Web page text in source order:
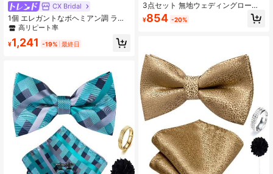
CX Bridal
1個 エレガントなボヘミアン調 ライ
ンストーン装飾 ファッション ウェデ
嫁とブライズメイドに適しています
高リピート率
¥1,241 -19% 最終日
3点セット 無地ウェディングローズ
ブートニエール&ボウタイポケットス
クエア、新郎、グルームズマン、ウ
¥854 -20%